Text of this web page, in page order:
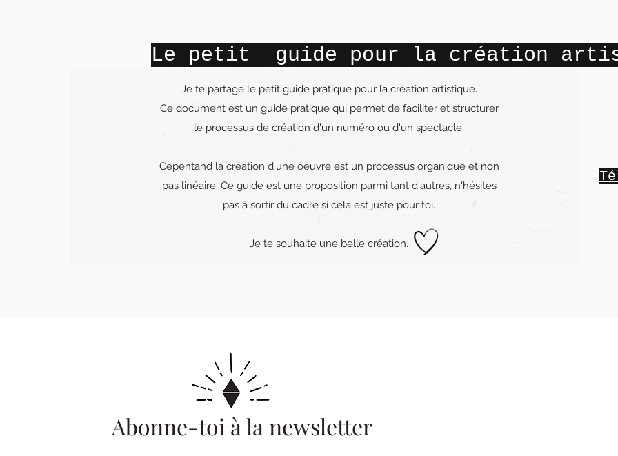
Le petit guide pour la création
Je te partage le petit guide pratique pour la création artistique.
Ce document est un guide pratique qui permet de faciliter et structurer
le processus de création d'un numéro ou d'un spectacle.
Cepentand la création d'une oeuvre est un processus organique et non
pas linéaire. Ce guide est une proposition parmi tant d'autres, n'hésites
pas à sortir du cadre si cela est juste pour toi.
Je te souhaite une belle création.
Abonne-toi à la newsletter